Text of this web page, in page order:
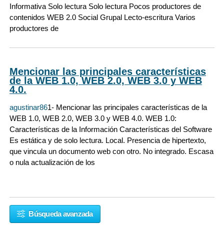
Informativa Solo lectura Solo lectura Pocos productores de
contenidos WEB 2.0 Social Grupal Lecto-escritura Varios
productores de
Mencionar las principales características
de la WEB 1.0, WEB 2.0, WEB 3.0 y WEB
4.0.
agustinar861- Mencionar las principales características de la
WEB 1.0, WEB 2.0, WEB 3.0 y WEB 4.0. WEB 1.0:
Características de la Información Características del Software
Es estática y de solo lectura. Local. Presencia de hipertexto,
que vincula un documento web con otro. No integrado. Escasa
o nula actualización de los
Búsqueda avanzada